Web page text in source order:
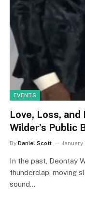
EVENTS
Love, Loss,
Wilder’s Public
By Daniel Scott January
In the past, Deontay
thunderclap, moving
sound…